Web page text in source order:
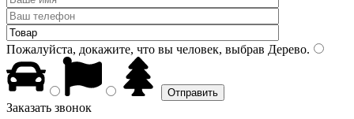
Пожалуйста, докажите, что вы человек, выбрав Дерево.
Заказать звонок